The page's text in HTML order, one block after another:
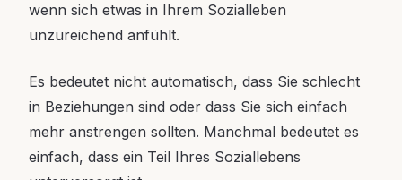
wenn sich etwas in Ihrem Sozialleben
unzureichend anfühlt.
Es bedeutet nicht automatisch, dass Sie schlecht
in Beziehungen sind oder dass Sie sich einfach
mehr anstrengen sollten. Manchmal bedeutet es
einfach, dass ein Teil Ihres Soziallebens